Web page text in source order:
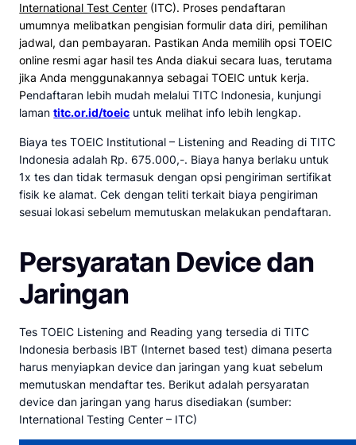
International Test Center (ITC). Proses pendaftaran
umumnya melibatkan pengisian formulir data diri, pemilihan
jadwal, dan pembayaran. Pastikan Anda memilih opsi TOEIC
online resmi agar hasil tes Anda diakui secara luas, terutama
jika Anda menggunakannya sebagai TOEIC untuk kerja.
Pendaftaran lebih mudah melalui TITC Indonesia, kunjungi
lamantitc.or.id/toeic untuk melihat info lebih lengkap.
Biaya tes TOEIC Institutional – Listening and Reading di TITC
Indonesia adalah Rp. 675.000,-. Biaya hanya berlaku untuk
1x tes dan tidak termasuk dengan opsi pengiriman sertifikat
fisik ke alamat. Cek dengan teliti terkait biaya pengiriman
sesuai lokasi sebelum memutuskan melakukan pendaftaran.
Persyaratan Device dan
Jaringan
Tes TOEIC Listening and Reading yang tersedia di TITC
Indonesia berbasis IBT (Internet based test) dimana peserta
harus menyiapkan device dan jaringan yang kuat sebelum
memutuskan mendaftar tes. Berikut adalah persyaratan
device dan jaringan yang harus disediakan (sumber:
International Testing Center – ITC)